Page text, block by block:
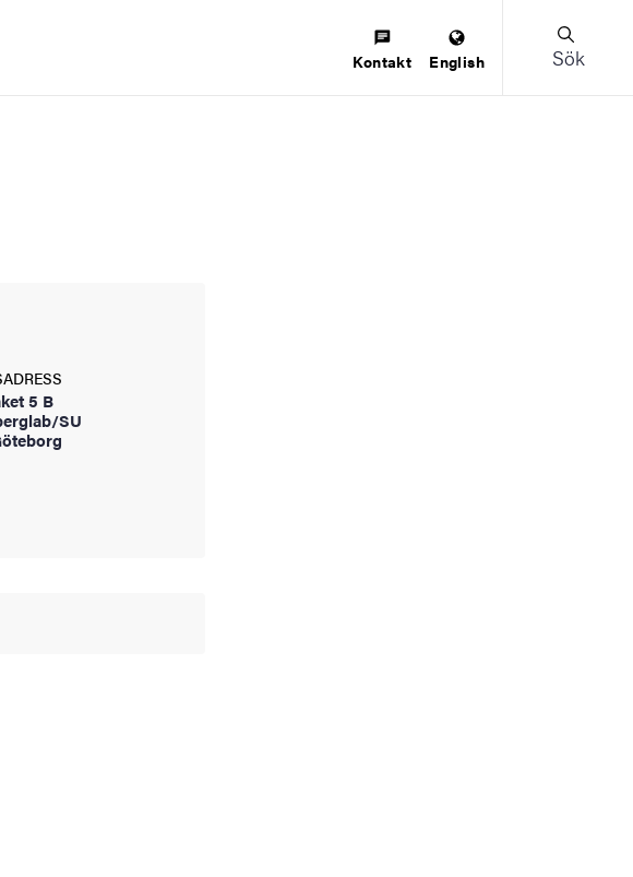
Kontakt English Sök
5 B
SU